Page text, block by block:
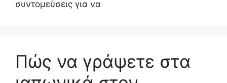
συντομεύσεις για να
Πώς να γράψετε στα